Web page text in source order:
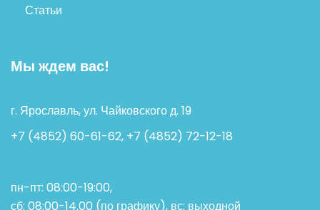
Статьи
Мы ждем вас!
г. Ярославль, ул. Чайковского д. 19
+7 (4852) 60-61-62, +7 (4852) 72-12-18
пн-пт: 08:00-19:00,
сб: 08:00-14.00 (по графику), вс: выходной